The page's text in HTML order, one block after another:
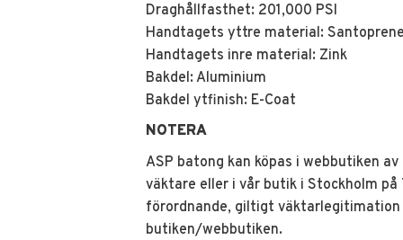
Draghållfasthet: 201,000 PSI
Handtagets yttre material:
Handtagets inre material: Zink
Bakdel: Aluminium
Bakdel ytfinish: E-Coat
NOTERA
ASP batong kan köpas i webbutiken
väktare eller i vår butik i Stockholm
förordnande, giltigt väktarlegitimation
butiken/webbutiken.